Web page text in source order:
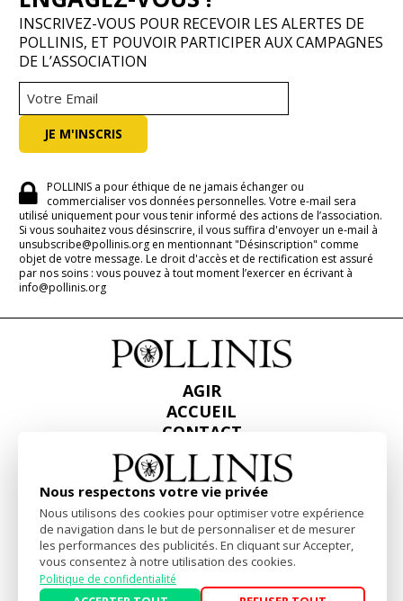
INSCRIVEZ-VOUS POUR RECEVOIR LES ALERTES DE
POLLINIS, ET POUVOIR PARTICIPER AUX CAMPAGNES
DE L’ASSOCIATION
POLLINIS a pour éthique de ne jamais échanger ou
commercialiser vos données personnelles. Votre e-mail sera
utilisé uniquement pour vous tenir informé des actions de l’association.
Si vous souhaitez vous désinscrire, il vous suffira d'envoyer un e-mail à
unsubscribe@pollinis.org en mentionnant "Désinscription" comme
objet de votre message. Le droit d'accès et de rectification est assuré
par nos soins : vous pouvez à tout moment l’exercer en écrivant à
info@pollinis.org
AGIR
ACCUEIL
CONTACT
PRESSE
RAPPORTS & BILANS
FacebookLinkedinInstagram
Mentions Légales-Politique de confidentialité
Website byakiprod
Nous respectons votre vie privée
Nous utilisons des cookies pour optimiser votre expérience
de navigation dans le but de personnaliser et de mesurer
les performances des publicités. En cliquant sur Accepter,
vous consentez à notre utilisation des cookies.
Politique de confidentialité